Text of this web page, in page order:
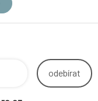
- základní model s
poměrem
odebírat